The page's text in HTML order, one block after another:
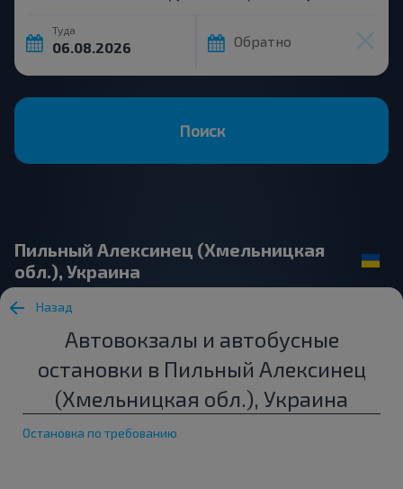
Туда
Обратно
Поиск
Пильный Алексинец (Хмельницкая
обл.), Украина
Назад
Автовокзалы и автобусные
остановки в Пильный Алексинец
(Хмельницкая обл.), Украина
Остановка по требованию